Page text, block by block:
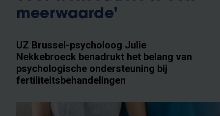
meerwaarde'
UZ Brussel-psycholoog Julie
Nekkebroeck benadrukt het belang van
psychologische ondersteuning bij
fertiliteitsbehandelingen